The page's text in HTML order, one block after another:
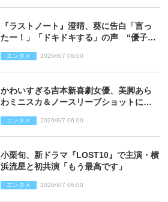
『ラストノート』澄晴、葵に告白「言っ
たー！」「ドキドキする」の声 “優子劇
エンタメ 2026/8/7 06:00
かわいすぎる吉本新喜劇女優、美脚あら
わミニスカ＆ノースリーブショットに反
エンタメ 2026/8/7 06:00
小栗旬、新ドラマ『LOST10』で主演・横
浜流星と初共演「もう最高です」
エンタメ 2026/8/7 06:00